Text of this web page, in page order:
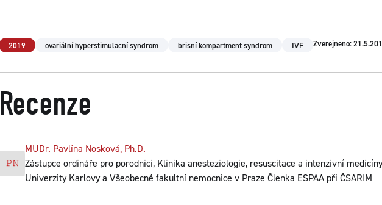
2019 ovariální hyperstimulační syndrom břišní kompartment syndrom IVF Zveřejněno:
Recenze
MUDr. Pavlína Nosková, Ph.D.
Zástupce ordináře pro porodnici, Klinika anesteziologie, resuscitace a intenzivní
Univerzity Karlovy a Všeobecné fakultní nemocnice v Praze Členka ESPAA při ČSARIM